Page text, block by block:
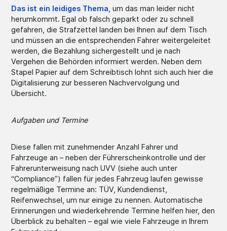
Das ist ein leidiges Thema , um das man leider nicht
herumkommt. Egal ob falsch geparkt oder zu schnell
gefahren, die Strafzettel landen bei Ihnen auf dem Tisch
und müssen an die entsprechenden Fahrer weitergeleitet
werden, die Bezahlung sichergestellt und je nach
Vergehen die Behörden informiert werden. Neben dem
Stapel Papier auf dem Schreibtisch lohnt sich auch hier die
Digitalisierung zur besseren Nachvervolgung und
Übersicht.
Aufgaben und Termine
Diese fallen mit zunehmender Anzahl Fahrer und
Fahrzeuge an – neben der Führerscheinkontrolle und der
Fahrerunterweisung nach UVV (siehe auch unter
“Compliance”) fallen für jedes Fahrzeug laufen gewisse
regelmäßige Termine an: TÜV, Kundendienst,
Reifenwechsel, um nur einige zu nennen. Automatische
Erinnerungen und wiederkehrende Termine helfen hier, den
Überblick zu behalten – egal wie viele Fahrzeuge in Ihrem